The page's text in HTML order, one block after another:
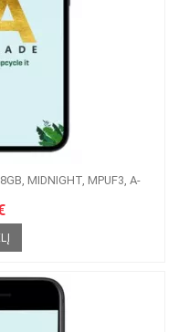
MIDNIGHT, MPUF3, A-